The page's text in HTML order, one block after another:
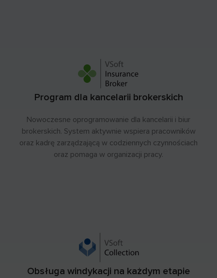
Program dla kancelarii brokerskich
Nowoczesne oprogramowanie dla kancelarii i biur
brokerskich. System aktywnie wspiera pracowników
oraz kadrę zarządzającą w codziennych czynnościach
oraz pomaga w organizacji pracy.
Obsługa windykacji na każdym etapie